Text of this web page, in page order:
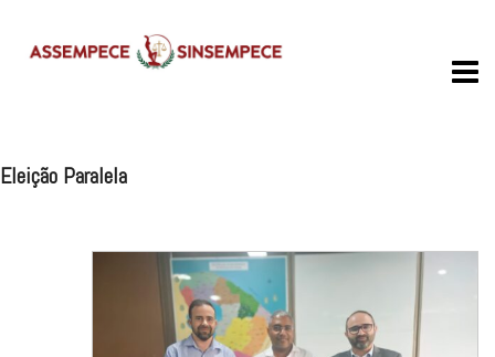
Eleição Paralela